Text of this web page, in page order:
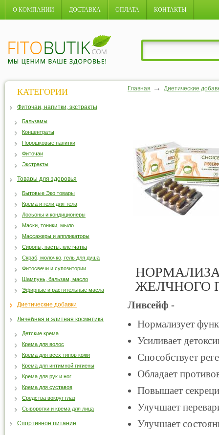
О КОМПАНИИ ДОСТАВКА ОПЛАТА КОНТАКТЫ
Главная Диетические
ЖЕЛЧНОГО
Ливсейф -
Нормализует
Усиливает
Способствует
Обладает
Повышает
Улучшает
Улучшает
КАТЕГОРИИ
Фиточаи, напитки, экстракты
Бальзамы
Концентраты
Порошковые напитки
Фиточаи
Экстракты
Товары для здоровья
Бытовые Эко товары
Крема и гели для тела
Лосьоны и кондиционеры
Маски, тоники, мыло
Массажеры и аппликаторы
Сиропы, пасты, клетчатка
Скраб, молочко, гель для душа
Фитосвечи и супозитории
Шампунь, бальзам, масло
Эфирные и растительные масла
Диетические добавки
Лечебная и элитная косметика
Детские крема
Крема для волос
Крема для всех типов кожи
Крема для интимной гигиены
Крема для рук и ног
Крема для суставов
Средства вокруг глаз
Сыворотки и крема для лица
Спортивное питание